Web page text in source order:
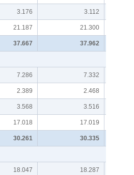
3.176 3.112
21.187 21.300
37.667 37.962
7.286 7.332
2.389 2.468
3.568 3.516
17.018 17.019
30.261 30.335
18.047 18.287